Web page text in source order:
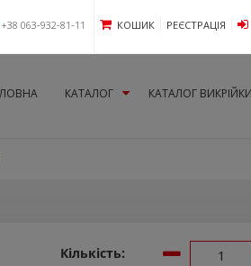
+38 063-932-81-11 КОШИК РЕЄСТРАЦІЯ
КАТАЛОГ КАТАЛОГ ВИКРІЙКИ
Кількість: